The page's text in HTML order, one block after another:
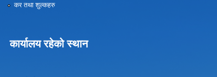
कर तथा शुल्कहरु
कार्यालय रहेको स्थान